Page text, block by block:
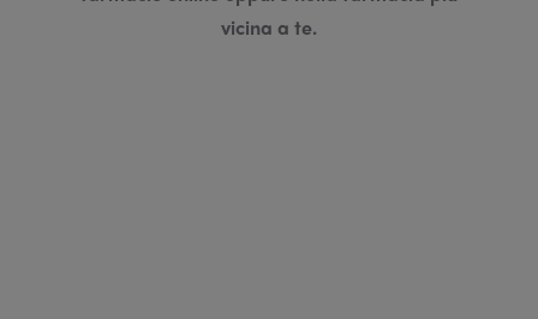
vicina a te.